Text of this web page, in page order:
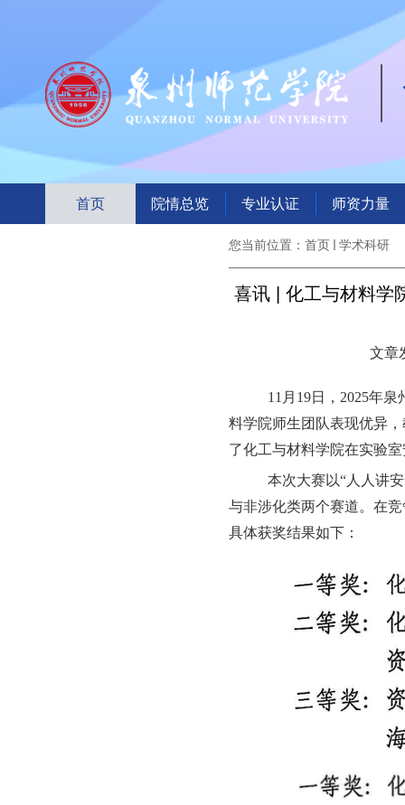
首页 院情总览 专业认证 师资力量
您当前位置： 首页 学术科研
喜讯 | 化工与材料学
文章
11月19日，2025年
料学院师生团队表现优异
了化工与材料学院在实验
本次大赛以“人人讲
与非涉化类两个赛道。在
具体获奖结果如下：